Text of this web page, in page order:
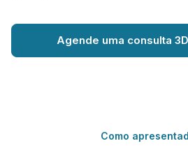
Agende uma consulta
Como